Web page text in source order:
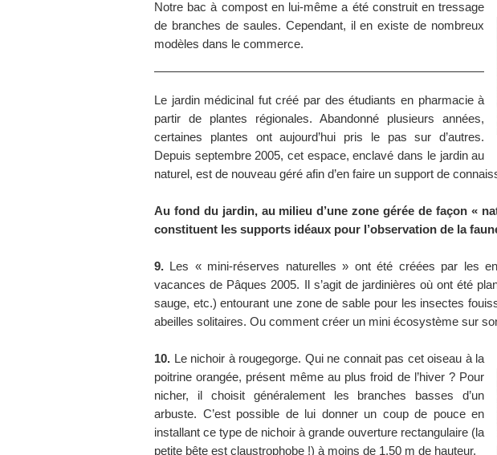
Notre bac à compost en lui-même a été construit en tressage
de branches de saules. Cependant, il en existe de nombreux
modèles dans le commerce.
Le jardin médicinal fut créé par des étudiants en pharmacie à
partir de plantes régionales. Abandonné plusieurs années,
certaines plantes ont aujourd’hui pris le pas sur d’autres.
Depuis septembre 2005, cet espace, enclavé dans le jardin au
naturel, est de nouveau géré afin d’en faire un support de
Au fond du jardin, au milieu d’une zone gérée de façon «
constituent les supports idéaux pour l’observation de la
9. Les « mini-réserves naturelles » ont été créées par les
vacances de Pâques 2005. Il s’agit de jardinières où ont été
sauge, etc.) entourant une zone de sable pour les insectes
abeilles solitaires. Ou comment créer un mini écosystème sur
10. Le nichoir à rougegorge. Qui ne connait pas cet oiseau à la
poitrine orangée, présent même au plus froid de l’hiver ? Pour
nicher, il choisit généralement les branches basses d’un
arbuste. C’est possible de lui donner un coup de pouce en
installant ce type de nichoir à grande ouverture rectangulaire (la
petite bête est claustrophobe !) à moins de 1,50 m de hauteur.